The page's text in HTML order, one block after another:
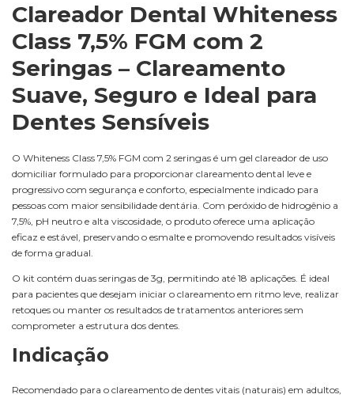
Clareador Dental Whiteness
Class 7,5% FGM com 2
Seringas – Clareamento
Suave, Seguro e Ideal para
Dentes Sensíveis
O Whiteness Class 7,5% FGM com 2 seringas é um gel clareador de uso
domiciliar formulado para proporcionar clareamento dental leve e
progressivo com segurança e conforto, especialmente indicado para
pessoas com maior sensibilidade dentária. Com peróxido de hidrogênio a
7,5%, pH neutro e alta viscosidade, o produto oferece uma aplicação
eficaz e estável, preservando o esmalte e promovendo resultados visíveis
de forma gradual.
O kit contém duas seringas de 3g, permitindo até 18 aplicações. É ideal
para pacientes que desejam iniciar o clareamento em ritmo leve, realizar
retoques ou manter os resultados de tratamentos anteriores sem
comprometer a estrutura dos dentes.
Indicação
Recomendado para o clareamento de dentes vitais (naturais) em adultos,